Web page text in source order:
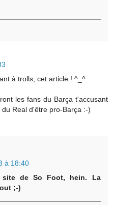
à trolls, cet article ! ^_^
les fans du Barça t'accusant
Real d'être pro-Barça :-)
à 18:40
de So Foot, hein. La
;-)